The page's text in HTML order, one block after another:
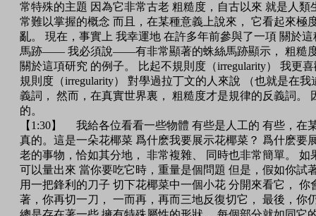
常特殊的主題 因為它非常古老 粗糙度，自古以來 就是人
常難以掌握的概念 而且，在某種意義上說來， 它看起來極
亂。 現在，事實上 我幸運地 在許多年前參與了一項 關於
馬跡—— 我必須說——有非常顯著的蛛絲馬跡顯示， 粗糙
關於這項研究 的例子。 比起不規則度（irregularity） 我更
規則度（irregularity） 對學過拉丁文的人來說 （也就是在
義詞， 然而，在真實世界裏， 粗糙度才是規律的反義詞。
的。
【1:30】 我給各位看看一些物體 有些是人工的 有些，在
真的。這是一朵花椰菜 爲什麽我要展示花椰菜？ 爲什麽要
老的事物，恰如其分地， 非常複雜、 同時也非常簡單。
可以量出來 當你要吃它時，重量是個問題 但是，假如你試
用一把鋒利的刀子 切下花椰菜中一個小花 分開來看它，
著，你再切一刀， 一而再，再而三地反復切它， 最後，你